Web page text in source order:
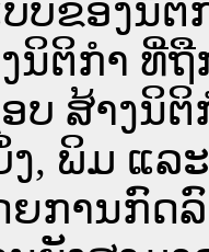
ບບຂອງນິ
ນິຕິກໍາ ທີ່
ບ ສ້າງນິຕິ
, ພິມ ແລ
ຍການກົດ